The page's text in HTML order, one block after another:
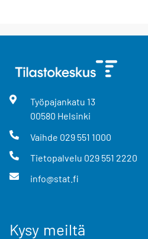
Työpajankatu 13
00580 Helsinki
Vaihde 029 551 1000
Tietopalvelu 029 551 2220
info@stat.fi
Kysy meiltä